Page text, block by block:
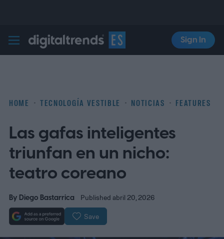
Digital Trends Español
Sign In
HOME TECNOLOGÍA VESTIBLE NOTICIAS FEATURES
Las gafas inteligentes
triunfan en un nicho:
teatro coreano
By Diego Bastarrica Published abril 20, 2026
Save